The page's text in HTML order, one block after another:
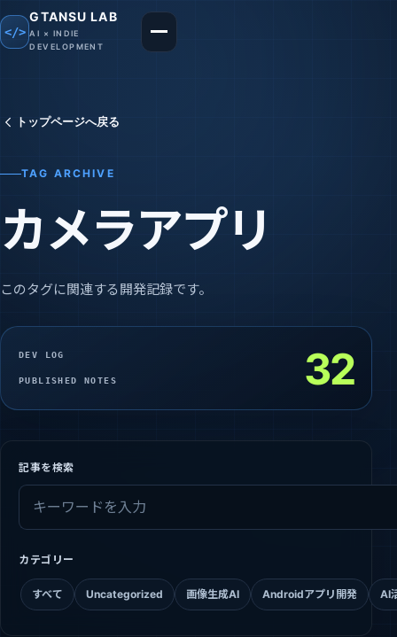
</>
GTANSU LAB
AI × INDIE
DEVELOPMENT
トップページへ戻る
TAG ARCHIVE
カメラアプリ
このタグに関連する開発記録です。
DEV LOG 32
PUBLISHED NOTES
記事を検索
カテゴリー
すべて Uncategorized 画像生成AI Androidアプリ開発 AI